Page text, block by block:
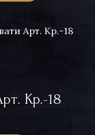
Арт. Кр.-18
Кр.-18